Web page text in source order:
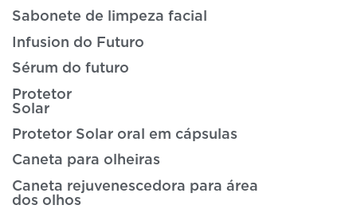
Sabonete de limpeza facial
Infusion do Futuro
Sérum do futuro
Protetor
Protetor Solar oral em cápsulas
Caneta para olheiras
Caneta rejuvenescedora para área
dos olhos